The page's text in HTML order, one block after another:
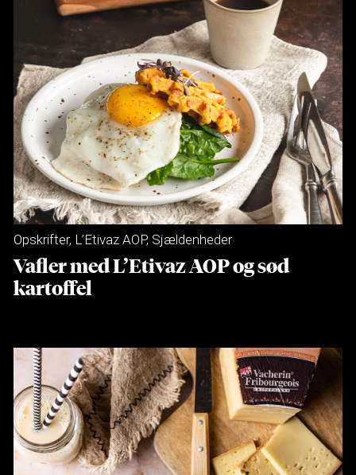
Opskrifter, L’Etivaz AOP, Sjældenheder
Vafler med L’Etivaz AOP og sød
kartoffel